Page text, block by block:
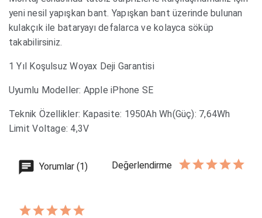
yeni nesil yapışkan bant. Yapışkan bant üzerinde bulunan
kulakçık ile bataryayı defalarca ve kolayca söküp
takabilirsiniz.
1 Yıl Koşulsuz Woyax Deji Garantisi
Uyumlu Modeller: Apple iPhone SE
Teknik Özellikler: Kapasite: 1950Ah Wh(Güç): 7,64Wh
Limit Voltage: 4,3V
Yorumlar (1) Değerlendirme